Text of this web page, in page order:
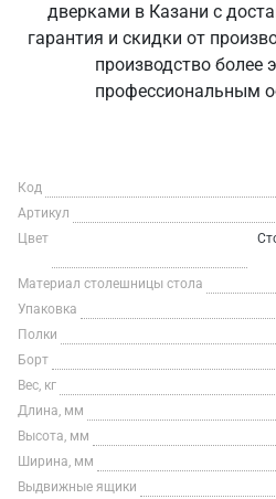
дверками в Казани с
гарантия и скидки от
производство
профессиональным
Код
Артикул
Цвет
Материал столешницы стола
Упаковка
Полки
Борт
Вес, кг
Длина, мм
Высота, мм
Ширина, мм
Выдвижные ящики